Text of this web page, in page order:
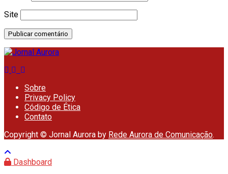
Site
Sobre
Privacy Policy
Código de Ética
Contato
Copyright © Jornal Aurora by Rede Aurora de Comunicação.
Dashboard